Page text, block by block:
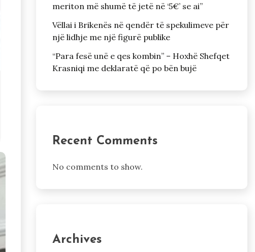
meriton më shumë të jetë në ‘5€’ se ai”
Vëllai i Brikenës në qendër të spekulimeve për
një lidhje me një figurë publike
“Para fesë unë e qes kombin” – Hoxhë Shefqet
Krasniqi me deklaratë që po bën bujë
Recent Comments
No comments to show.
Archives